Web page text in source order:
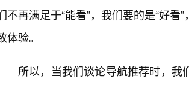
不再满足于“能看”，我们要的是“好
体验。
所以，当我们谈论导航推荐时，